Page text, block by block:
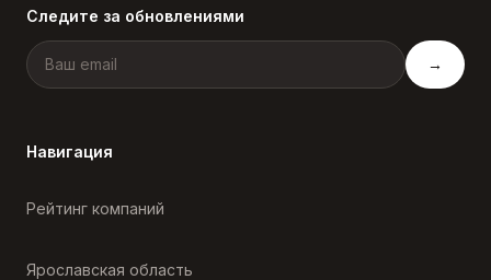
Следите за обновлениями
→
Навигация
Рейтинг компаний
Ярославская область